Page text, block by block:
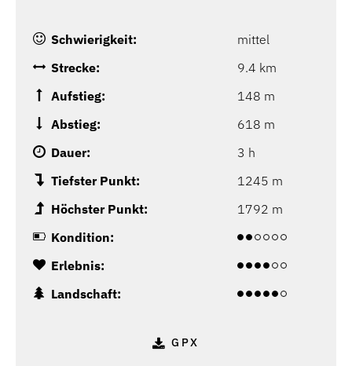
Schwierigkeit:
mittel
Strecke:
9.4 km
Aufstieg:
148 m
Abstieg:
618 m
Dauer:
3 h
Tiefster Punkt:
1245 m
Höchster Punkt:
1792 m
Kondition:
Erlebnis:
Landschaft:
GPX